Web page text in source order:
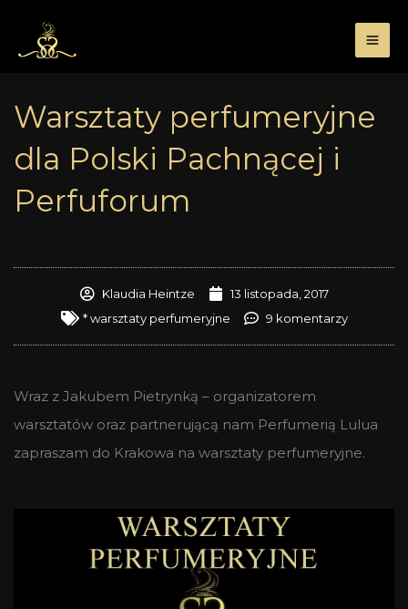
treści
Warsztaty perfumeryjne
dla Polski Pachnącej i
Perfuforum
Klaudia Heintze
13 listopada, 2017
* warsztaty perfumeryjne
9 komentarzy
Wraz z Jakubem Pietrynką – organizatorem
warsztatów oraz partnerującą nam Perfumerią Lulua
zapraszam do Krakowa na warsztaty perfumeryjne.